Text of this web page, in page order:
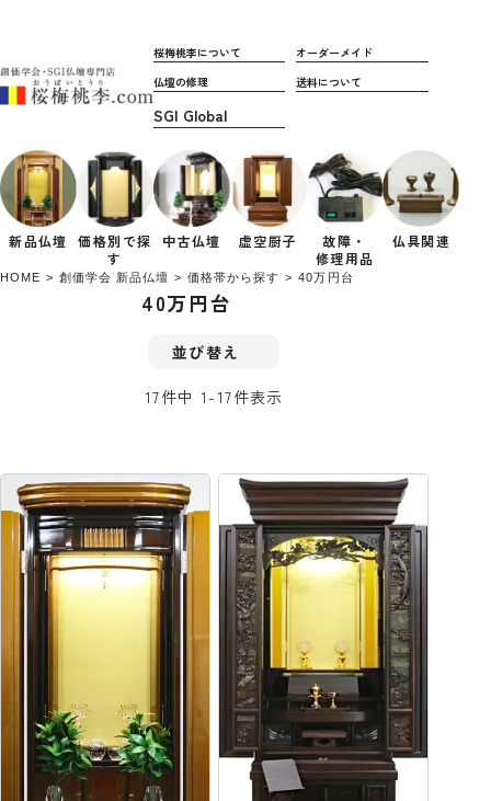
桜梅桃李について
オーダーメイド
仏壇の修理
送料について
新品仏壇 価格別で探
す
中古仏壇 虚空厨子
故障・
修理用品
仏具関連
HOME 創価学会 新品仏壇 価格帯から探す 40万円台
40万円台
並び替え
17件中 1 -17件表示